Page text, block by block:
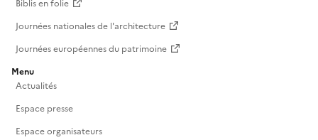
Biblis en folie
Journées nationales de l'architecture
Journées européennes du patrimoine
Menu
Actualités
Espace presse
Espace organisateurs